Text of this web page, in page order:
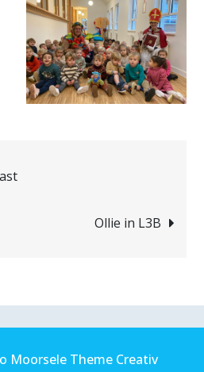
Ollie in L3B
Moorsele Theme Creativ